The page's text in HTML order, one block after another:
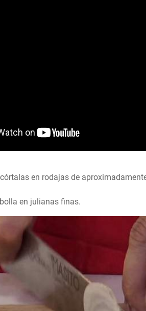
en rodajas de
en julianas finas.